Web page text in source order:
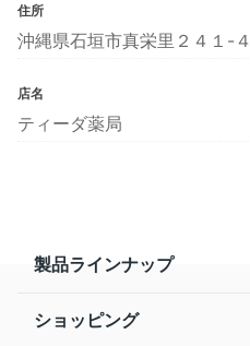
住所
沖縄県石垣市真栄里２４１-４
店名
ティーダ薬局
製品ラインナップ
ショッピング